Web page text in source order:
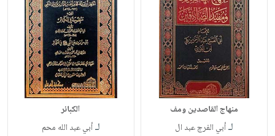
منهاج القاصدين ومف
لـأبي الفرج عبد ال
الكبائر
لـأبي عبد الله محم